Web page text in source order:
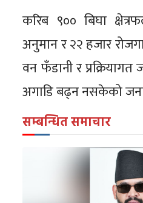
करिब ९०० बिघा
अनुमान र २२ हजार
वन फँडानी र
अगाडि बढ्न नसकेको
सम्बन्धित समाचार